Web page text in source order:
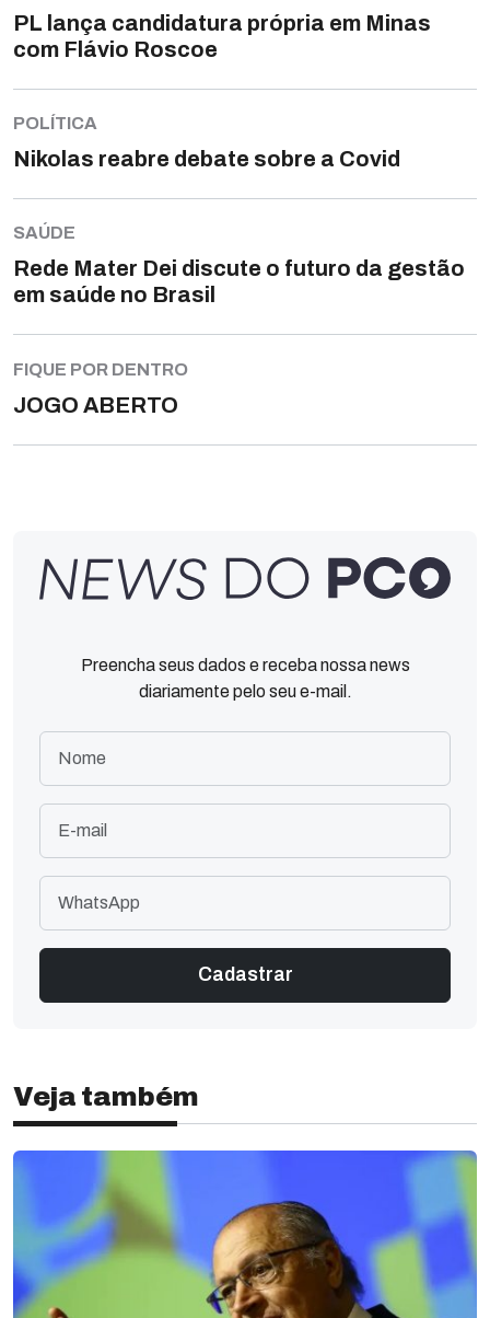
PL lança candidatura própria em Minas
com Flávio Roscoe
POLÍTICA
Nikolas reabre debate sobre a Covid
SAÚDE
Rede Mater Dei discute o futuro da gestão
em saúde no Brasil
FIQUE POR DENTRO
JOGO ABERTO
Preencha seus dados e receba nossa news
diariamente pelo seu e-mail.
Veja também